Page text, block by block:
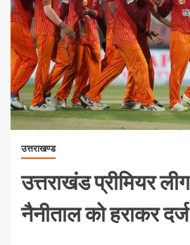
उत्तराखण्ड
उत्तराखंड प्रीमियर
नैनीताल को हराकर